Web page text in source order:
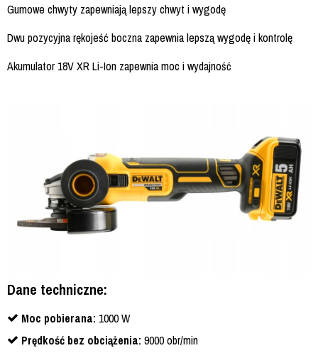
Gumowe chwyty zapewniają lepszy chwyt i wygodę
Dwu pozycyjna rękojeść boczna zapewnia lepszą wygodę i kontrolę
Akumulator 18V XR Li-Ion zapewnia moc i wydajność
Dane techniczne:
Moc pobierana: 1000 W
Prędkość bez obciążenia: 9000 obr/min